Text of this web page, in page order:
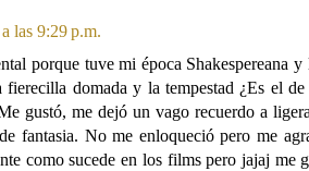
las 9:29 p.m.
porque tuve mi época Shakespereana
fierecilla domada y la tempestad ¿Es el
gustó, me dejó un vago recuerdo a
fantasia. No me enloqueció pero me
como sucede en los films pero jajaj me